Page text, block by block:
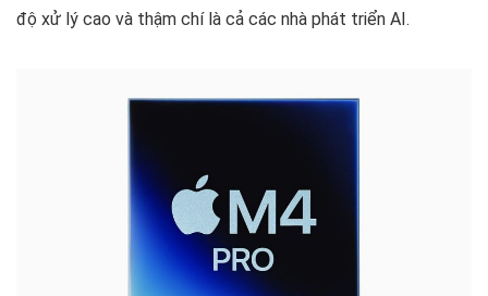
độ xử lý cao và thậm chí là cả các nhà phát triển AI.